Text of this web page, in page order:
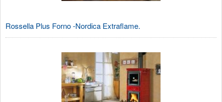
Rossella Plus Forno -Nordica Extraflame.